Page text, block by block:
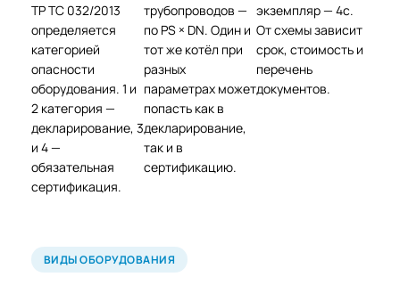
ТР ТС 032/2013
определяется
категорией
опасности
оборудования. 1 и
2 категория —
декларирование, 3
и 4 —
обязательная
сертификация.
трубопроводов —
по PS × DN. Один и
тот же котёл при
разных
параметрах может
попасть как в
декларирование,
так и в
сертификацию.
экземпляр — 4с.
От схемы зависит
срок, стоимость и
перечень
документов.
ВИДЫ ОБОРУДОВАНИЯ